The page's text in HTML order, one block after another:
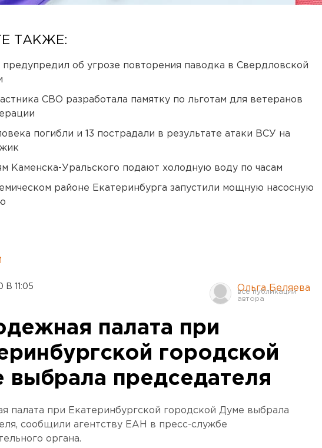
ТАКЖЕ:
предупредил об угрозе повторения паводка в Свердловской
СВО разработала памятку по льготам для ветеранов
погибли и 13 пострадали в результате атаки ВСУ на
Каменска-Уральского подают холодную воду по часам
районе Екатеринбурга запустили мощную насосную
11:05 Ольга Беляева
палата при
городской
выбрала председателя
палата при Екатеринбургской городской Думе выбрала
сообщили агентству ЕАН в пресс-службе
органа.